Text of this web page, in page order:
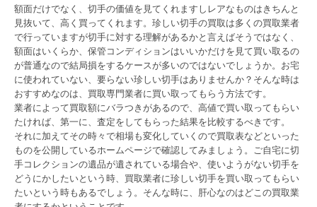
額面だけでなく、切手の価値を見てくれますしレアなものはきちんと
見抜いて、高く買ってくれます。珍しい切手の買取は多くの買取業者
で行っていますが切手に対する理解があるかと言えばそうではなく、
額面はいくらか、保管コンディションはいいかだけを見て買い取るの
が普通なので結局損をするケースが多いのではないでしょうか。お宅
に使われていない、要らない珍しい切手はありませんか？そんな時は
おすすめなのは、買取専門業者に買い取ってもらう方法です。
業者によって買取額にバラつきがあるので、高値で買い取ってもらい
たければ、第一に、査定をしてもらった結果を比較するべきです。
それに加えてその時々で相場も変化していくので買取表などといった
ものを公開しているホームページで確認してみましょう。ご自宅に切
手コレクションの遺品が遺されている場合や、使いようがない切手を
どうにかしたいという時、買取業者に珍しい切手を買い取ってもらい
たいという時もあるでしょう。そんな時に、肝心なのはどこの買取業